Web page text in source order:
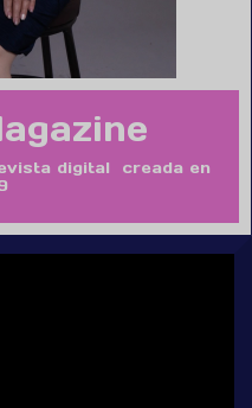
digital creada en
a la moda,